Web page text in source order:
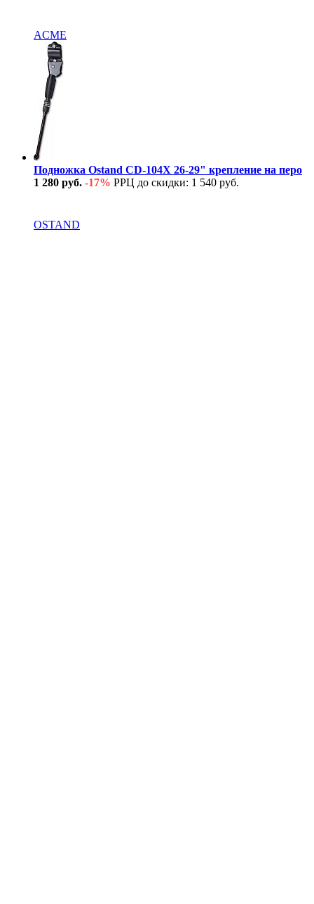
ACME
Подножка Ostand CD-104X 26-29" крепление на перо
1 280 руб. -17% РРЦ до скидки: 1 540 руб.
OSTAND